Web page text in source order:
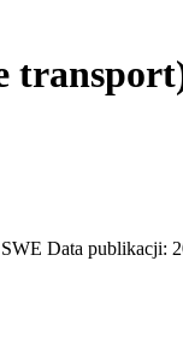
Data